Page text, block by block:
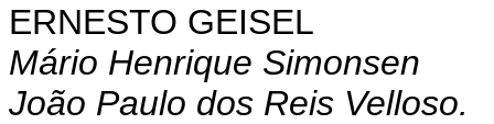
ERNESTO GEISEL
Mário Henrique Simonsen
João Paulo dos Reis Velloso.